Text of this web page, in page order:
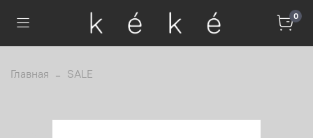
0
Главная SALE